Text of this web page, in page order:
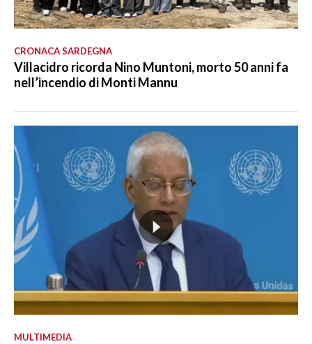
CRONACA SARDEGNA
Villacidro ricorda Nino Muntoni, morto 50 anni fa
nell’incendio di Monti Mannu
MULTIMEDIA